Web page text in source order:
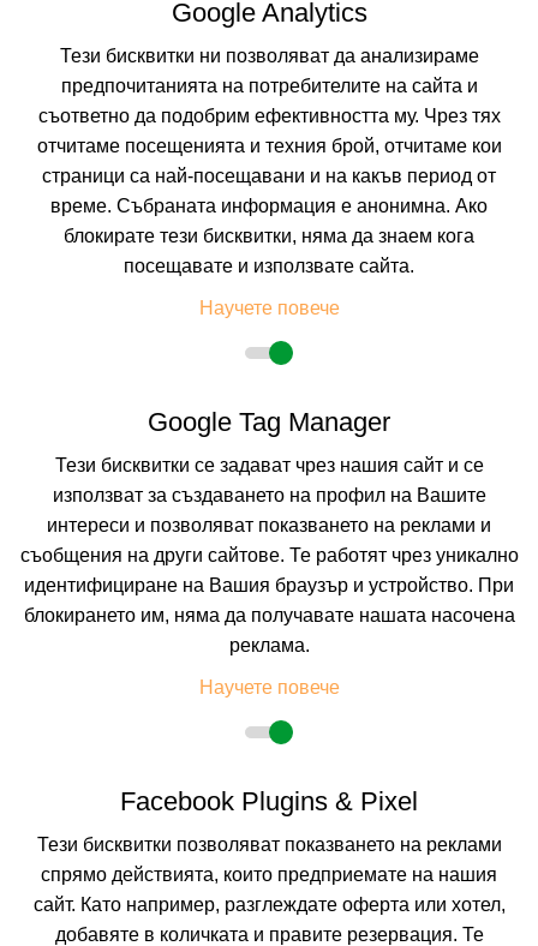
ХЕЛИОС
(Нощувка и Закуска)
цена от43.18 лв. /22.08 €
На изплащане с
Пълно описание на хотела
КАЛКУЛИРАЙ ЦЕНА
до-27.75%настаняване от 16.08 до 20.08
наст. 02.01-09.04; 18.10-21.12;
ЛАЙТХАУС ХОТЕЛ
Google Analytics
Тези бисквитки ни позволяват да анализираме
предпочитанията на потребителите на сайта и
съответно да подобрим ефективността му. Чрез тях
отчитаме посещенията и техния брой, отчитаме кои
страници са най-посещавани и на какъв период от
време. Събраната информация е анонимна. Ако
блокирате тези бисквитки, няма да знаем кога
посещавате и използвате сайта.
Научете повече
Google Tag Manager
Тези бисквитки се задават чрез нашия сайт и се
използват за създаването на профил на Вашите
интереси и позволяват показването на реклами и
съобщения на други сайтове. Те работят чрез уникално
идентифициране на Вашия браузър и устройство. При
блокирането им, няма да получавате нашата насочена
реклама.
Научете повече
Facebook Plugins & Pixel
Тези бисквитки позволяват показването на реклами
спрямо действията, които предприемате на нашия
сайт. Като например, разглеждате оферта или хотел,
добавяте в количката и правите резервация. Те